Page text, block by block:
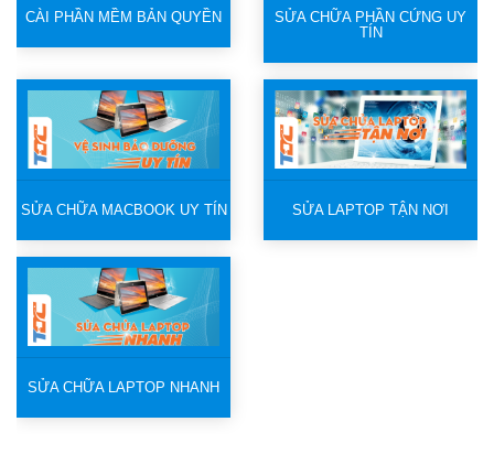
CÀI PHẦN MỀM BẢN QUYỀN
SỬA CHỮA PHẦN CỨNG UY
TÍN
SỬA CHỮA MACBOOK UY TÍN SỬA LAPTOP TẬN NƠI
SỬA CHỮA LAPTOP NHANH